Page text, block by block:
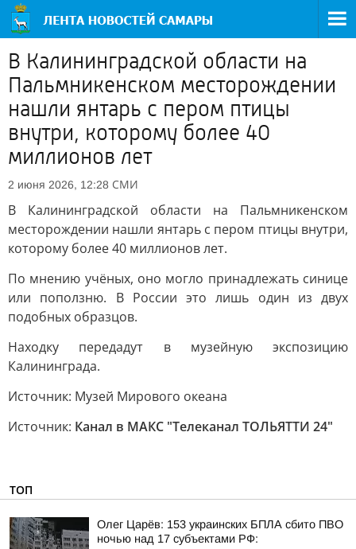
В Калининградской области на
Пальмникенском месторождении
нашли янтарь с пером птицы
внутри, которому более 40
миллионов лет
2 июня 2026, 12:28 СМИ
В Калининградской области на Пальмникенском
месторождении нашли янтарь с пером птицы внутри,
которому более 40 миллионов лет.
По мнению учёных, оно могло принадлежать синице
или поползню. В России это лишь один из двух
подобных образцов.
Находку передадут в музейную экспозицию
Калининграда.
Источник: Музей Мирового океана
Источник: Канал в МАКС "Телеканал ТОЛЬЯТТИ 24"
ТОП
Олег Царёв: 153 украинских БПЛА сбито ПВО
ночью над 17 субъектами РФ: